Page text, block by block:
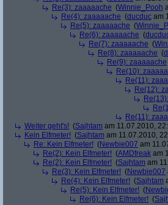
Re(3): zaaaaache (Winnie_Pooh
Re(4): zaaaaache (ducduc am
Re(5): zaaaaache (
Re(6): zaaaaache (
Re(7): zaaaaache (
Re(8): zaaaaache (
Re(9): zaaaaache
Re(10):
Re(11):
Re(12):
Re(11):
Weiter geht's! (Sajhtam am 11.07.2010,
Kein Elfmeter! (Sajhtam am 11.07.2010,
Re: Kein Elfmeter! (Newbie007 am
Re(2): Kein Elfmeter! (AMDfreak am
Re(2): Kein Elfmeter! (Sajhtam am
Re(3): Kein Elfmeter! (Newbie007
Re(4): Kein Elfmeter! (Sajhtam
Re(5): Kein Elfmeter! (
Re(6): Kein Elfmeter! (